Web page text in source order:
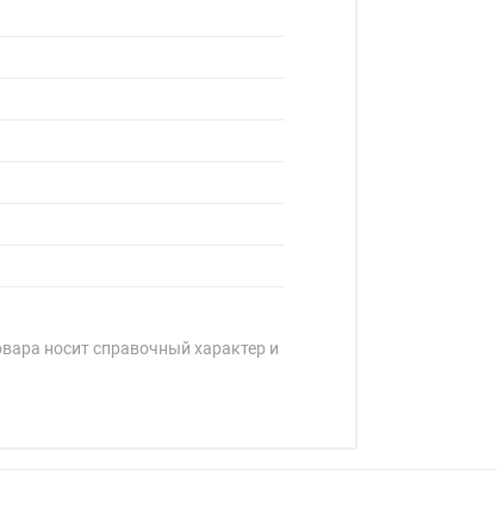
носит справочный характер и